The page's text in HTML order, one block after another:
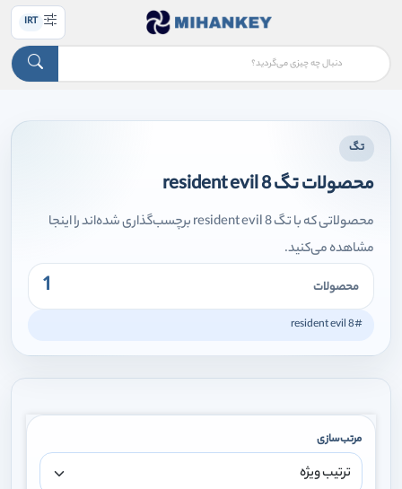
IRT
تگ
محصولات تگ resident evil 8
محصولاتی که با تگ resident evil 8 برچسب‌گذاری شده‌اند را اینجا
مشاهده می‌کنید.
محصولات 1
#resident evil 8
مرتب‌سازی